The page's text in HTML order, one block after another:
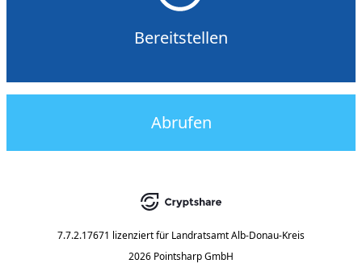
Bereitstellen
Abrufen
7.7.2.17671 lizenziert für Landratsamt Alb-Donau-Kreis
2026 Pointsharp GmbH